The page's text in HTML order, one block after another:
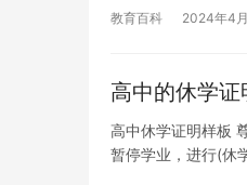
教育百科 2024年4
高中的休学证
高中休学证明样板
暂停学业，进行(休